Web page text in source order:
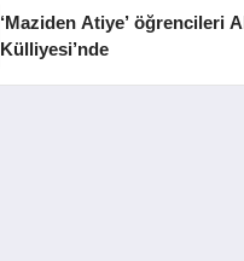
‘Maziden Atiye’ öğrencileri
Külliyesi’nde